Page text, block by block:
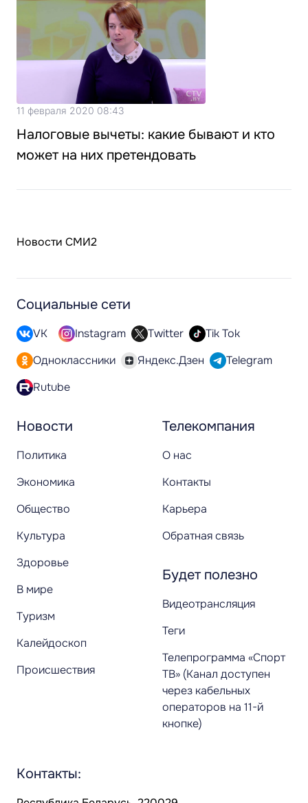
11 февраля 2020 08:43
Налоговые вычеты: какие бывают и кто
может на них претендовать
Новости СМИ2
Новости
Политика
Экономика
Общество
Культура
Здоровье
В мире
Туризм
Калейдоскоп
Происшествия
Телекомпания
О нас
Контакты
Карьера
Обратная связь
Будет полезно
Видеотрансляция
Теги
Телепрограмма «Спорт
ТВ» (Канал доступен
через кабельных
операторов на 11-й
кнопке)
Социальные сети
VK Instagram Twitter
Tik Tok
Одноклассники
Яндекс.Дзен
Telegram
Rutube
Контакты: